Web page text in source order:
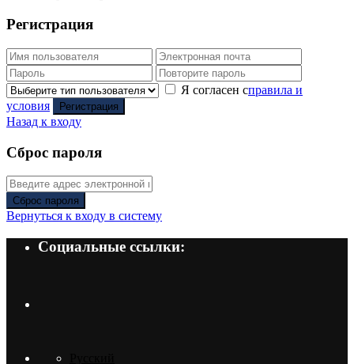
Регистрация
Я согласен справила и
условия
Регистрация
Назад к входу
Сброс пароля
Сброс пароля
Вернуться к входу в систему
Социальные ссылки: